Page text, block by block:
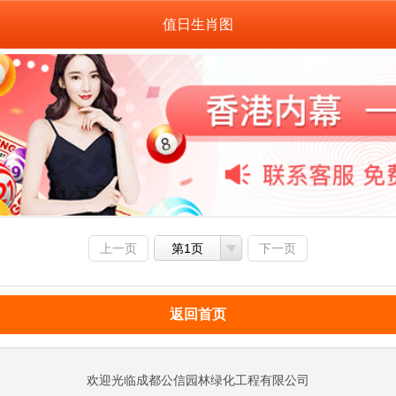
值日生肖图
上一页 第1页 下一页
返回首页
欢迎光临成都公信园林绿化工程有限公司